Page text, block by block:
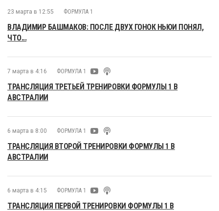
23 марта в 12:55 ФОРМУЛА 1
ВЛАДИМИР БАШМАКОВ: ПОСЛЕ ДВУХ ГОНОК НЬЮИ ПОНЯЛ,
ЧТО...
7 марта в 4:16 ФОРМУЛА 1
ТРАНСЛЯЦИЯ ТРЕТЬЕЙ ТРЕНИРОВКИ ФОРМУЛЫ 1 В
АВСТРАЛИИ
6 марта в 8:00 ФОРМУЛА 1
ТРАНСЛЯЦИЯ ВТОРОЙ ТРЕНИРОВКИ ФОРМУЛЫ 1 В
АВСТРАЛИИ
6 марта в 4:15 ФОРМУЛА 1
ТРАНСЛЯЦИЯ ПЕРВОЙ ТРЕНИРОВКИ ФОРМУЛЫ 1 В